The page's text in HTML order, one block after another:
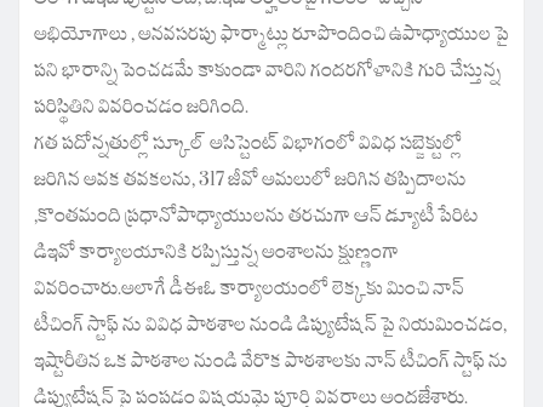
అభియోగాలు , అనవసరపు ఫార్మాట్లు రూపొందించి ఉపాధ్యాయుల పై
పని భారాన్ని పెంచడమే కాకుండా వారిని గందరగోళానికి గురి చేస్తున్న
పరిస్థితిని వివరించడం జరిగింది.
గత పదోన్నతుల్లో స్కూల్ అసిస్టెంట్ విభాగంలో వివిధ సబ్జెక్టుల్లో
జరిగిన అవక తవకలను, 317 జీవో అమలులో జరిగిన తప్పిదాలను
,కొంతమంది ప్రధానోపాధ్యాయులను తరచుగా ఆన్ డ్యూటీ పేరిట
డిఇవో కార్యాలయానికి రప్పిస్తున్న అంశాలను క్షుణ్ణంగా
వివరించారు.అలాగే డీఈఓ కార్యాలయంలో లెక్కకు మించి నాన్
టీచింగ్ స్టాఫ్ ను వివిధ పాఠశాల నుండి డిప్యుటేషన్ పై నియమించడం,
ఇష్టారీతిన ఒక పాఠశాల నుండి వేరొక పాఠశాలకు నాన్ టీచింగ్ స్టాఫ్ ను
డిప్యుటేషన్ పై పంపడం విషయమై పూర్తి వివరాలు అందజేశారు.